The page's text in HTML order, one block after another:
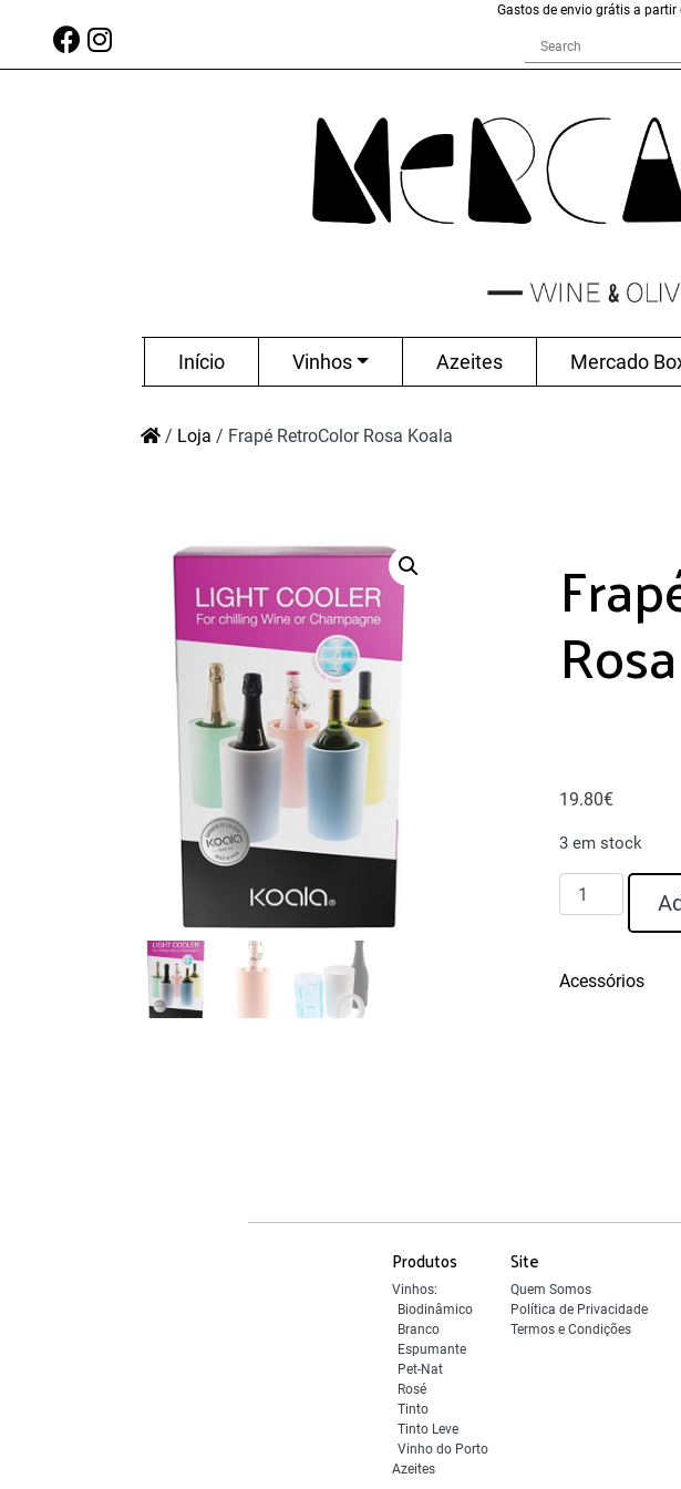
Gastos de envio grátis a
Início Vinhos Azeites Mercado
/ Loja / Frapé RetroColor Rosa Koala
19.80€
3 em stock
Quantidade
de
Rosa
Acessórios
Produtos
Vinhos:
Biodinâmico
Branco
Espumante
Pet-Nat
Rosé
Tinto
Tinto Leve
Vinho do Porto
Azeites
Site
Quem Somos
Política de Privacidade
Termos e Condições